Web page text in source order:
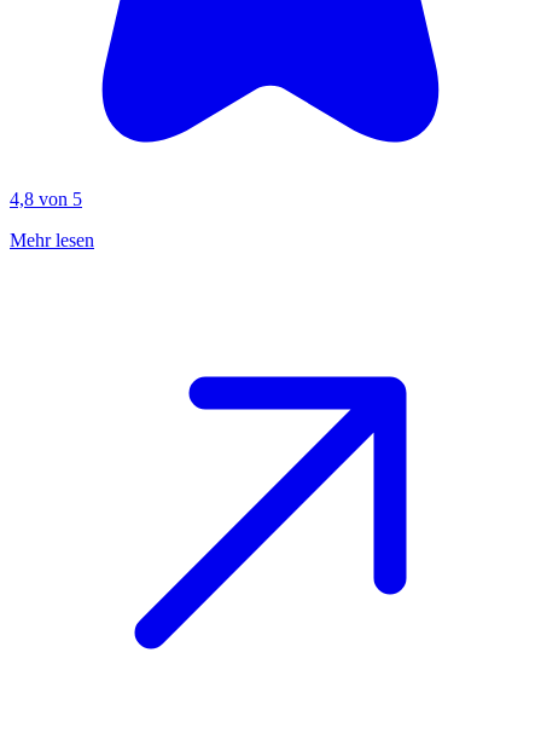
4,8 von 5
Mehr lesen